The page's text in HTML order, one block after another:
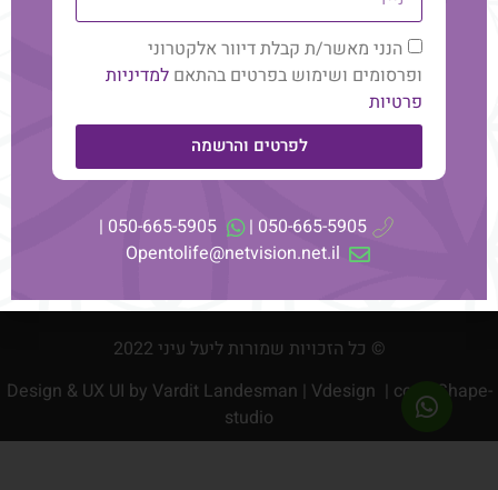
תקנון ותנאי שימוש
מדיניות פרטיות
הצהרת נגישות
050-665-5905
© כל הזכויות שמורות ליעל עיני 2022
Design & UX UI by Vardit Landesman | Vdesign | code Shape-
studio
הנני מאשר/ת קבלת דיוור אלקטרוני
ופרסומים ושימוש בפרטים בהתאםלמדיניות
פרטיות
לפרטים והרשמה
050-665-5905 |
050-665-5905 |
Opentolife@netvision.net.il